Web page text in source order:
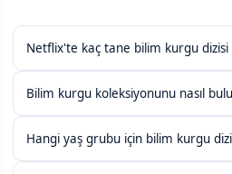
Netflix'te kaç tane bilim kurgu dizisi
Bilim kurgu koleksiyonunu nasıl
Hangi yaş grubu için bilim kurgu